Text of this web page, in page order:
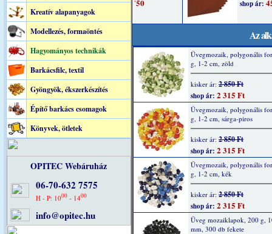
Kreatív alapanyagok
Modellezés, formaöntés
Hagyományos technikák
Barkácsfilc, textil
Gyöngyök, ékszerkészítés
Építő barkács csomagok
Könyvek, ötletek
OPITEC Webáruház
06-70-632 7575
H - P: 1000- 1400
info@opitec.hu
Az
Üvegmozaik, polygonális
g, 1-2 cm, zöld
kisker ár: 2 850 Ft
shop ár: 2 315 Ft
Üvegmozaik, polygonális
g, 1-2 cm, sárga-piros
kisker ár: 2 850 Ft
shop ár: 2 315 Ft
Üvegmozaik, polygonális
g, 1-2 cm, kék
kisker ár: 2 850 Ft
shop ár: 2 315 Ft
Üveg mozaiklapok, 200 g,
mm, 300 db fekete